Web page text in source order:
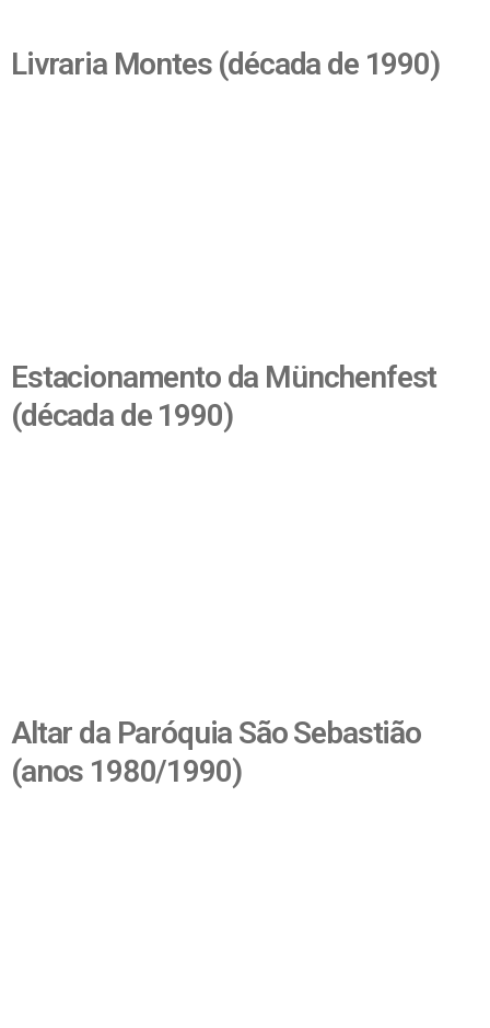
Livraria Montes (década de 1990)
Estacionamento da Münchenfest
(década de 1990)
Altar da Paróquia São Sebastião
(anos 1980/1990)